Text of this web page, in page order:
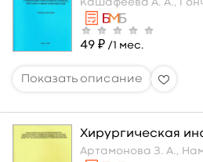
Кашафеева А. А.,
49 ₽ /1 мес.
Хирургическая
Артамонова З. А.,